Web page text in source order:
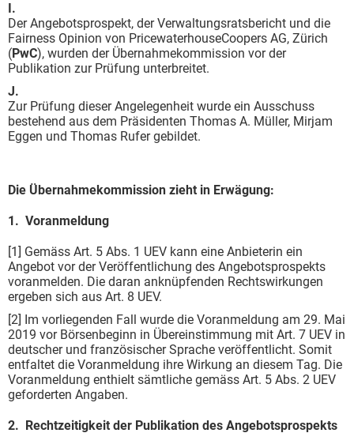
I.
Der Angebotsprospekt, der Verwaltungsratsbericht und die
Fairness Opinion von PricewaterhouseCoopers AG, Zürich
(PwC), wurden der Übernahmekommission vor der
Publikation zur Prüfung unterbreitet.
J.
Zur Prüfung dieser Angelegenheit wurde ein Ausschuss
bestehend aus dem Präsidenten Thomas A. Müller, Mirjam
Eggen und Thomas Rufer gebildet.
Die Übernahmekommission zieht in Erwägung:
1. Voranmeldung
[1] Gemäss Art. 5 Abs. 1 UEV kann eine Anbieterin ein
Angebot vor der Veröffentlichung des Angebotsprospekts
voranmelden. Die daran anknüpfenden Rechtswirkungen
ergeben sich aus Art. 8 UEV.
[2] Im vorliegenden Fall wurde die Voranmeldung am 29. Mai
2019 vor Börsenbeginn in Übereinstimmung mit Art. 7 UEV in
deutscher und französischer Sprache veröffentlicht. Somit
entfaltet die Voranmeldung ihre Wirkung an diesem Tag. Die
Voranmeldung enthielt sämtliche gemäss Art. 5 Abs. 2 UEV
geforderten Angaben.
2. Rechtzeitigkeit der Publikation des Angebotsprospekts